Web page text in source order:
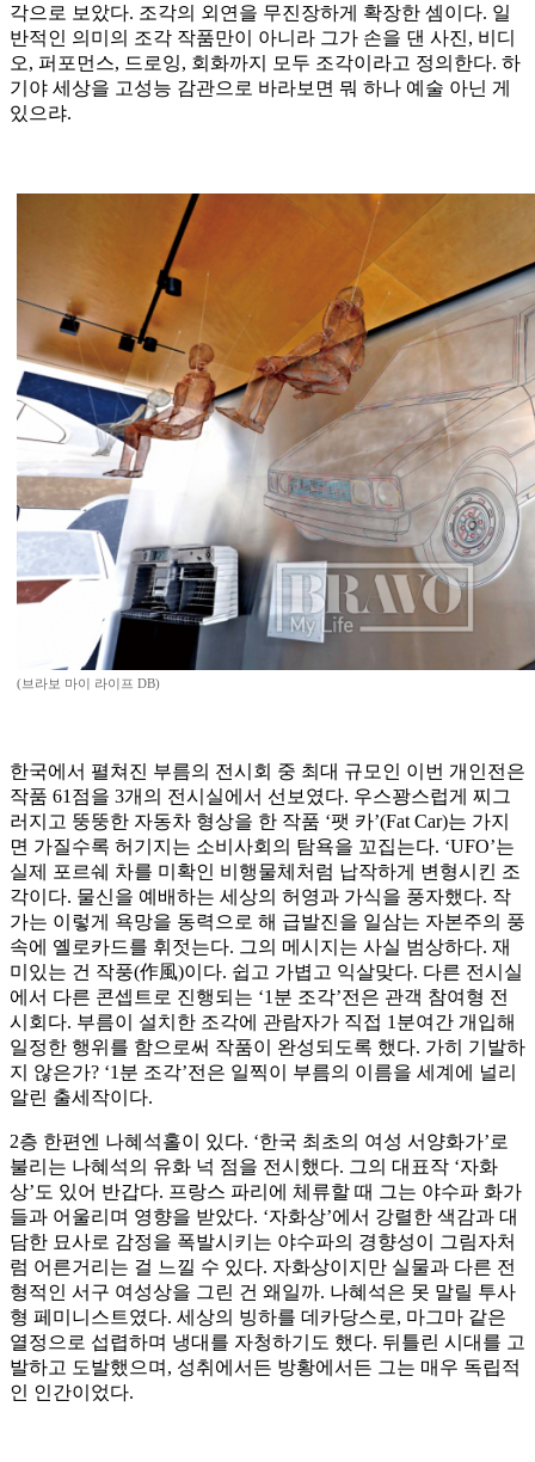
각으로 보았다. 조각의 외연을 무진장하게 확장한 셈이다. 일
반적인 의미의 조각 작품만이 아니라 그가 손을 댄 사진, 비디
오, 퍼포먼스, 드로잉, 회화까지 모두 조각이라고 정의한다. 하
기야 세상을 고성능 감관으로 바라보면 뭐 하나 예술 아닌 게
있으랴.
(브라보 마이 라이프 DB)
한국에서 펼쳐진 부름의 전시회 중 최대 규모인 이번 개인전은
작품 61점을 3개의 전시실에서 선보였다. 우스꽝스럽게 찌그
러지고 뚱뚱한 자동차 형상을 한 작품 ‘팻 카’(Fat Car)는 가지
면 가질수록 허기지는 소비사회의 탐욕을 꼬집는다. ‘UFO’는
실제 포르쉐 차를 미확인 비행물체처럼 납작하게 변형시킨 조
각이다. 물신을 예배하는 세상의 허영과 가식을 풍자했다. 작
가는 이렇게 욕망을 동력으로 해 급발진을 일삼는 자본주의 풍
속에 옐로카드를 휘젓는다. 그의 메시지는 사실 범상하다. 재
미있는 건 작풍(作風)이다. 쉽고 가볍고 익살맞다. 다른 전시실
에서 다른 콘셉트로 진행되는 ‘1분 조각’전은 관객 참여형 전
시회다. 부름이 설치한 조각에 관람자가 직접 1분여간 개입해
일정한 행위를 함으로써 작품이 완성되도록 했다. 가히 기발하
지 않은가? ‘1분 조각’전은 일찍이 부름의 이름을 세계에 널리
알린 출세작이다.
2층 한편엔 나혜석홀이 있다. ‘한국 최초의 여성 서양화가’로
불리는 나혜석의 유화 넉 점을 전시했다. 그의 대표작 ‘자화
상’도 있어 반갑다. 프랑스 파리에 체류할 때 그는 야수파 화가
들과 어울리며 영향을 받았다. ‘자화상’에서 강렬한 색감과 대
담한 묘사로 감정을 폭발시키는 야수파의 경향성이 그림자처
럼 어른거리는 걸 느낄 수 있다. 자화상이지만 실물과 다른 전
형적인 서구 여성상을 그린 건 왜일까. 나혜석은 못 말릴 투사
형 페미니스트였다. 세상의 빙하를 데카당스로, 마그마 같은
열정으로 섭렵하며 냉대를 자청하기도 했다. 뒤틀린 시대를 고
발하고 도발했으며, 성취에서든 방황에서든 그는 매우 독립적
인 인간이었다.